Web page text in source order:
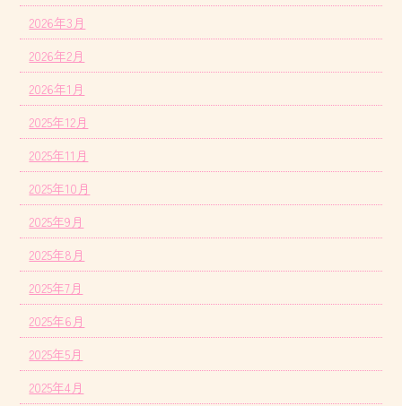
2026年3月
2026年2月
2026年1月
2025年12月
2025年11月
2025年10月
2025年9月
2025年8月
2025年7月
2025年6月
2025年5月
2025年4月